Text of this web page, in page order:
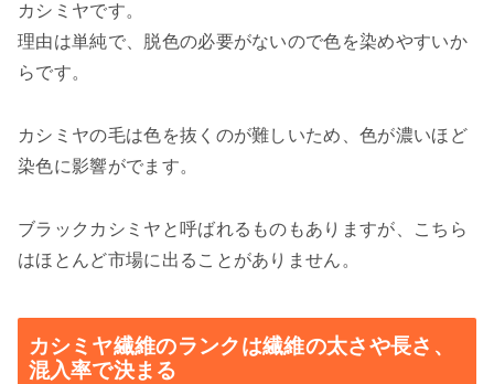
カシミヤです。
理由は単純で、脱色の必要がないので色を染めやすいか
らです。
カシミヤの毛は色を抜くのが難しいため、色が濃いほど
染色に影響がでます。
ブラックカシミヤと呼ばれるものもありますが、こちら
はほとんど市場に出ることがありません。
カシミヤ繊維のランクは繊維の太さや長さ、
混入率で決まる